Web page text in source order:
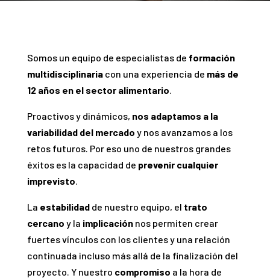
Somos un equipo de especialistas de formación
multidisciplinariacon una experiencia de más de
12 años en el sector alimentario.
Proactivos y dinámicos, nos adaptamos a la
variabilidad del mercado y nos avanzamos a los
retos futuros. Por eso uno de nuestros grandes
éxitos es la capacidad de prevenir cualquier
imprevisto.
La estabilidadde nuestro equipo, el trato
cercano y la implicaciónnos permiten crear
fuertes vínculos con los clientes y una relación
continuada incluso más allá de la finalización del
proyecto. Y nuestro compromiso a la hora de